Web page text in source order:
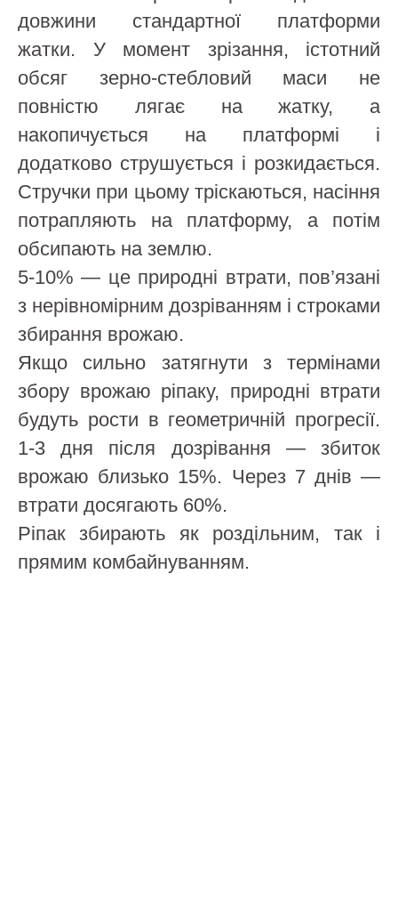
довжини стандартної платформи
жатки. У момент зрізання, істотний
обсяг зерно-стебловий маси не
повністю лягає на жатку, а
накопичується на платформі і
додатково струшується і розкидається.
Стручки при цьому тріскаються, насіння
потрапляють на платформу, а потім
обсипають на землю.
5-10% — це природні втрати, пов’язані
з нерівномірним дозріванням і строками
збирання врожаю.
Якщо сильно затягнути з термінами
збору врожаю ріпаку, природні втрати
будуть рости в геометричній прогресії.
1-3 дня після дозрівання — збиток
врожаю близько 15%. Через 7 днів —
втрати досягають 60%.
Ріпак збирають як роздільним, так і
прямим комбайнуванням.